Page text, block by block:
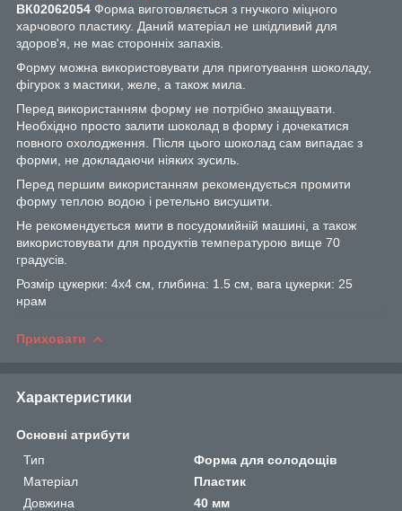
ВК02062054 Форма виготовляється з гнучкого міцного
харчового пластику. Даний матеріал не шкідливий для
здоров'я, не має сторонніх запахів.
Форму можна використовувати для приготування шоколаду,
фігурок з мастики, желе, а також мила.
Перед використанням форму не потрібно змащувати.
Необхідно просто залити шоколад в форму і дочекатися
повного охолодження. Після цього шоколад сам випадає з
форми, не докладаючи ніяких зусиль.
Перед першим використанням рекомендується промити
форму теплою водою і ретельно висушити.
Не рекомендується мити в посудомийній машині, а також
використовувати для продуктів температурою вище 70
градусів.
Розмір цукерки: 4х4 см, глибина: 1.5 см, вага цукерки: 25
нрам
Приховати
Характеристики
Основні атрибути
Тип
Форма для солодощів
Матеріал
Пластик
Довжина
40 мм